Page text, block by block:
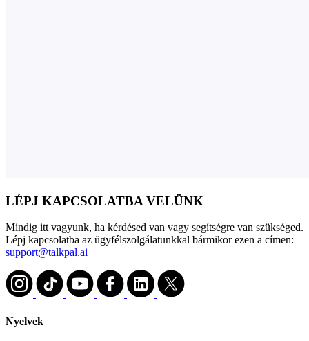
LÉPJ KAPCSOLATBA VELÜNK
Mindig itt vagyunk, ha kérdésed van vagy segítségre van szükséged.
Lépj kapcsolatba az ügyfélszolgálatunkkal bármikor ezen a címen:
support@talkpal.ai
Nyelvek